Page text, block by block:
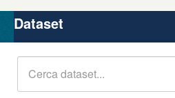
Organizzazioni
Gruppi
Dataset